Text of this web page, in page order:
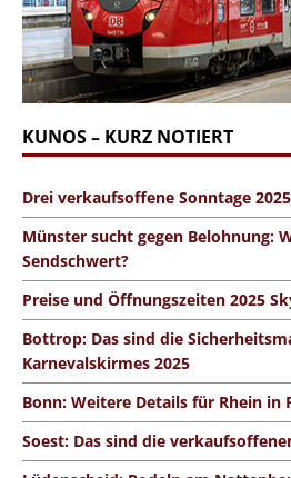
KUNOS – KURZ NOTIERT
Drei verkaufsoffene Sonntage
Münster sucht gegen Belohnung:
Sendschwert?
Preise und Öffnungszeiten 2025
Bottrop: Das sind die
Karnevalskirmes 2025
Bonn: Weitere Details für Rhein in
Soest: Das sind die